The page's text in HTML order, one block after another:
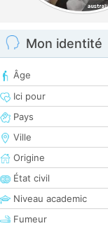
Mon identité
Âge
Ici pour
Pays
Ville
Origine
État civil
Niveau academic
Fumeur